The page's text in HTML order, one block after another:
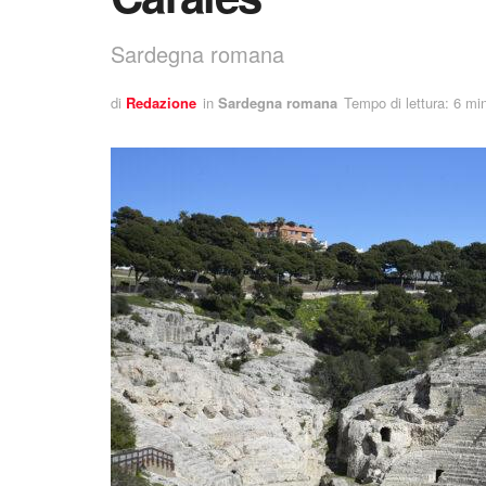
Sardegna romana
di Redazione in Sardegna romana Tempo di lettura: 6